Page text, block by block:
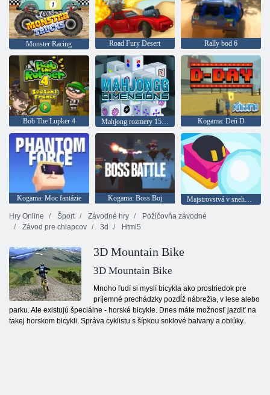
Monster Racing Road Fury Desert Rally bod 6
Bob The Lupker 4 Mahjong rozmery 15 minút Kogama: Deň D
Kogama: Moc fantázie Kogama: Boss Boj
Hry Online
Šport Závodné hry
Požičovňa závodné
Závod pre chlapcov
3d Html5
3D Mountain Bike
3D Mountain Bike
Mnoho ľudí si myslí bicykla ako prostriedok pre
príjemné prechádzky pozdĺž nábrežia, v lese alebo
parku. Ale existujú špeciálne - horské bicykle. Dnes máte možnosť jazdiť na
takej horskom bicykli. Správa cyklistu s šípkou soklové balvany a oblúky.